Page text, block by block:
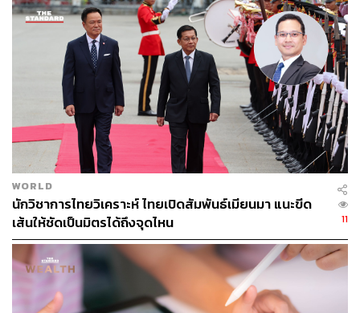
ตัวแทนถือหุ้นแทนหรือ ‘นอมินี’ มีมานานและส่งผลกระทบ
ร้ายแรงต่อความมั่นคงของชาติ ทั้งมิติสังคม เศรษฐกิจ และ
การค้าระหว่างประเทศ
ปัจจุบันกระทรวงพาณิชย์ได้เริ่มตรวจสอบบริษัทที่เชื่อมโยง
กับทุนจีน 15 แห่ง ที่อาจเข้าข่ายละเมิดกฎระเบียบการลงทุน
ของต่างชาติ ซึ่งนอกจากการประกอบธุรกิจผิดกฎหมายแล้ว
หลายกรณียังพบการแจ้งกำไรต่ำกว่าจริงและเลี่ยงภาษี โดย
ลักษณะคล้ายกันนี้ยังเกิดขึ้นในอุตสาหกรรมท่องเที่ยวและ
บริการด้วย
ขณะที่เมื่อเดือนเมษายนที่ผ่านมา ทางการได้เพิ่มเงื่อนไขการ
จดทะเบียนบริษัท โดยกำหนดให้ผู้ยื่นต้องแสดงเอกสารยืนยัน
ว่าไม่ได้เกี่ยวข้องกับธุรกิจการรับจ้างถือหุ้นแทน ส่วนผู้ฝ่าฝืน
กฎหมายนอมินีต้องโทษจำคุกสูงสุด 3 ปี และปรับสูงสุด 1
ล้านบาท
WORLD
นักวิชาการไทยวิเคราะห์ ไทยเปิดสัมพันธ์เมียนมา แนะขีด
เส้นให้ชัดเป็นมิตรได้ถึงจุดไหน
11